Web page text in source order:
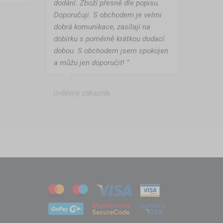
jídla či odpočinek.
rozkládá rychle, bez potřeby
až po větší verze3×6 mči
občerstvení či nápojů.
dodání. Zboží přesně dle popisu.
Doporučuji. S obchodem je velmi
dobrá komunikace, zasílají na
dobírku s poměrně krátkou dodací
dobou. S obchodem jsem spokojen
a můžu jen doporučit! ”
Ověřený zákazník